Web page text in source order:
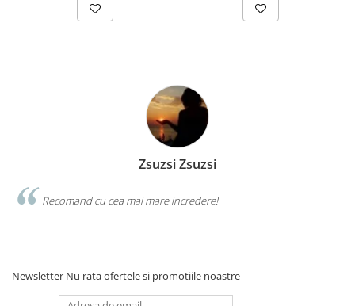
Zsuzsi Zsuzsi
Recomand cu cea mai mare incredere!
Newsletter Nu rata ofertele si promotiile noastre